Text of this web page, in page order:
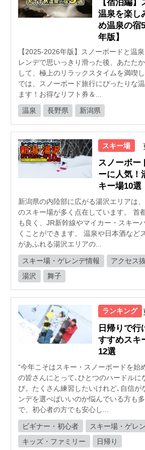
【宿泊編
温泉を楽し
め温泉の宿
年版】
【2025-2026年版】スノーボードと温
レンデで思いっきり滑った後、あたた
して、極上のリラックスタイムを満喫
では、スノーボード旅行にぴったりな
ます！お得なリフト券＆...
温泉 長野県 新潟県
スキー場
スノーボー
ーに人気！
キー場10選
新潟県の内陸部に広がる湯沢エリアは
のスキー場が多く点在しています。 首
も良く、JR新幹線やマイカー・スキー
くことができます。 温泉や日本酒など
があふれる湯沢エリアの...
スキー場・ゲレンデ情報 アクセス
湯沢
舞子
ランキング
日帰りで行
すすめスキ
12選
“今年こそはスキー・スノーボードを始
の皆さんにとって､ひとつのハードルに
び。たくさん練習したいけれど､自信が
ンデを選べばいいのか悩んでいる方も
で、初心者の方でも安心し...
ビギナー・初心者
スキー場・ゲレ
キッズ・ファミリー
日帰り